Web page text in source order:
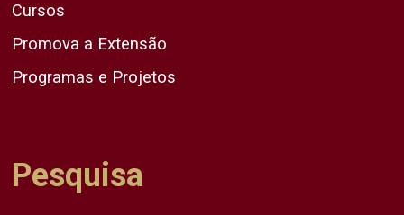
Cursos
Promova a Extensão
Programas e Projetos
Pesquisa